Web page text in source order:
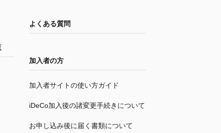
よくある質問
加入者の方
加入者サイトの使い方ガイド
iDeCo加入後の諸変更手続きについて
お申し込み後に届く書類について